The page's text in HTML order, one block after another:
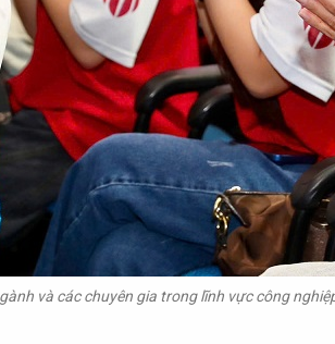
và các chuyên gia trong lĩnh vực công